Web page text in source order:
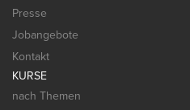
Presse
Jobangebote
Kontakt
KURSE
nach Themen